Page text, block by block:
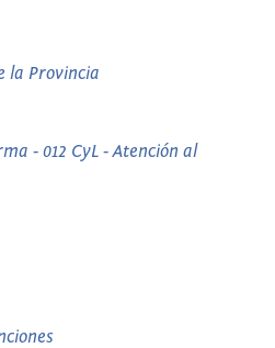
la Provincia
- 012 CyL - Atención al